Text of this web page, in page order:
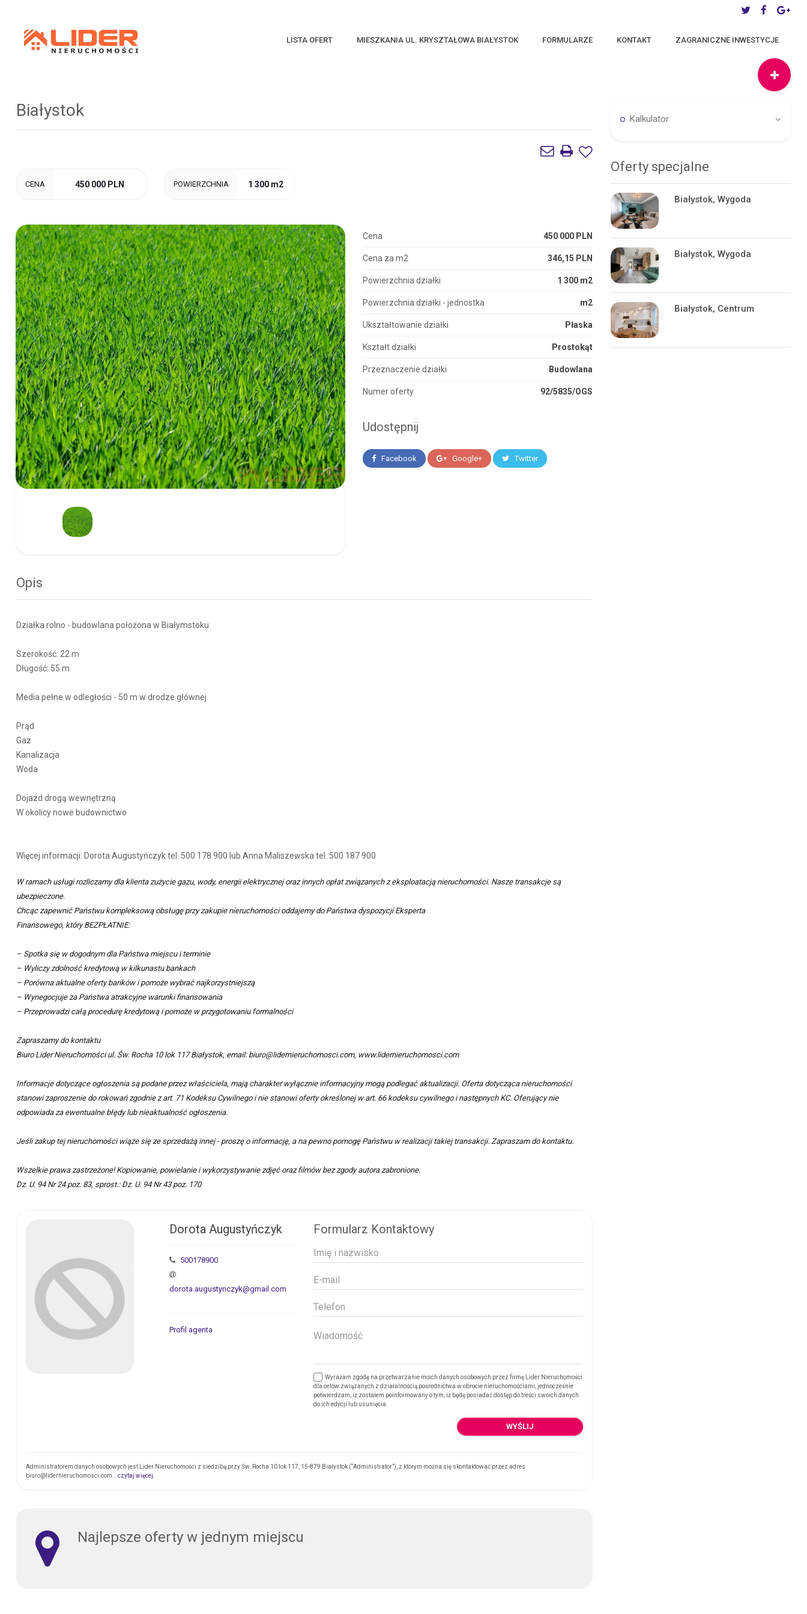
LISTA OFERT MIESZKANIA UL. KRYSZTAŁOWA BIAŁYSTOK FORMULARZE KONTAKT ZAGRANICZNE INWESTYCJE
Białystok
CENA 450 000 PLN POWIERZCHNIA 1 300 m2
Cena 450 000 PLN
Cena za m2 346,15 PLN
Powierzchnia działki 1 300 m2
Powierzchnia działki - jednostka m2
Ukształtowanie działki Płaska
Kształt działki Prostokąt
Przeznaczenie działki Budowlana
Numer oferty 92/5835/OGS
Udostępnij
Facebook Google+ Twitter
Opis
Działka rolno - budowlana położona w Białymstoku
Szerokość: 22 m
Długość: 55 m
Media pełne w odległości - 50 m w drodze głównej
Prąd
Gaz
Kanalizacja
Woda
Dojazd drogą wewnętrzną
W okolicy nowe budownictwo
Więcej informacji: Dorota Augustyńczyk tel. 500 178 900 lub Anna Maliszewska tel. 500 187 900
W ramach usługi rozliczamy dla klienta zużycie gazu, wody, energii elektrycznej oraz innych opłat związanych z eksploatacją nieruchomości. Nasze transakcje są
ubezpieczone.
Chcąc zapewnić Państwu kompleksową obsługę przy zakupie nieruchomości oddajemy do Państwa dyspozycji Eksperta
Finansowego, który BEZPŁATNIE:
– Spotka się w dogodnym dla Państwa miejscu i terminie
– Wyliczy zdolność kredytową w kilkunastu bankach
– Porówna aktualne oferty banków i pomoże wybrać najkorzystniejszą
– Wynegocjuje za Państwa atrakcyjne warunki finansowania
– Przeprowadzi całą procedurę kredytową i pomoże w przygotowaniu formalności
Zapraszamy do kontaktu
Biuro Lider Nieruchomości ul. Św. Rocha 10 lok 117 Białystok, email: biuro@lidernieruchomosci.com, www.lidernieruchomosci.com
Informacje dotyczące ogłoszenia są podane przez właściciela, mają charakter wyłącznie informacyjny mogą podlegać aktualizacji. Oferta dotycząca nieruchomości
stanowi zaproszenie do rokowań zgodnie z art. 71 Kodeksu Cywilnego i nie stanowi oferty określonej w art. 66 kodeksu cywilnego i następnych KC. Oferujący nie
odpowiada za ewentualne błędy lub nieaktualność ogłoszenia.
Jeśli zakup tej nieruchomości wiąże się ze sprzedażą innej - proszę o informację, a na pewno pomogę Państwu w realizacji takiej transakcji. Zapraszam do kontaktu.
Wszelkie prawa zastrzeżone! Kopiowanie, powielanie i wykorzystywanie zdjęć oraz filmów bez zgody autora zabronione.
Dz. U. 94 Nr 24 poz. 83, sprost.: Dz. U. 94 Nr 43 poz. 170
Dorota Augustyńczyk
500178900
dorota.augustynczyk@gmail.com
Profil agenta
Formularz Kontaktowy
Wyrażam zgodę na przetwarzanie moich danych osobowych przez firmę Lider Nieruchomości
dla celów związanych z działalnością pośrednictwa w obrocie nieruchomościami, jednocześnie
potwierdzam, iż zostałem poinformowany o tym, iż będę posiadać dostęp do treści swoich danych
do ich edycji lub usunięcia.
Administratorem danych osobowych jest Lider Nieruchomości z siedzibą przy Św. Rocha 10 lok 117, 15-879 Białystok (“Administrator”), z którym można się skontaktować przez adres
biuro@lidernieruchomosci.com… czytaj więcej
Najlepsze oferty w jednym miejscu
Kalkulator
Oferty specjalne
Białystok, Wygoda
Białystok, Wygoda
Białystok, Centrum